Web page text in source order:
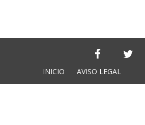
INICIO AVISO LEGAL